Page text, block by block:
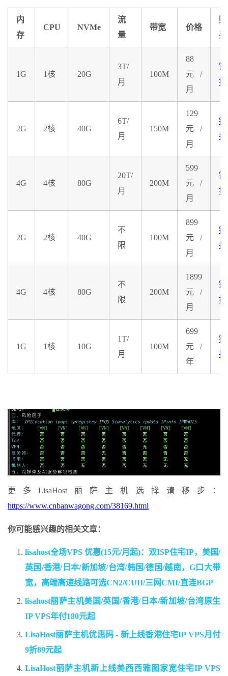
内
存
CPU NVMe
流
量
带宽 价格
购
买
1G 1核 20G
3T/
月
100M
88
元/
月
链
接
2G 2核 40G
6T/
月
150M
129
元/
月
链
接
4G 4核 80G
20T/
月
200M
599
元/
月
链
接
2G 2核 40G
不
限
100M
899
元/
月
链
接
4G 4核 80G
不
限
200M
1899
元/
月
链
接
1G 1核 10G
1T/
月
100M
699
元/
年
链
接
更多LisaHost丽萨主机选择请移步：
https://www.cnbanwagong.com/38169.html
你可能感兴趣的相关文章：
lisahost全场VPS 优惠(15元/月起)：双ISP住宅IP，美国/
英国/香港/日本/新加坡/台湾/韩国/德国/越南，G口大带
宽，高端高速线路可选CN2/CUII/三网CMI/直连BGP
lisahost丽萨主机美国/英国/香港/日本/新加坡/台湾原生
IP VPS年付180元起
LisaHost丽萨主机优惠码 - 新上线香港住宅IP VPS月付
9折89元起
LisaHost丽萨主机新上线美西西雅图家宽住宅IP VPS